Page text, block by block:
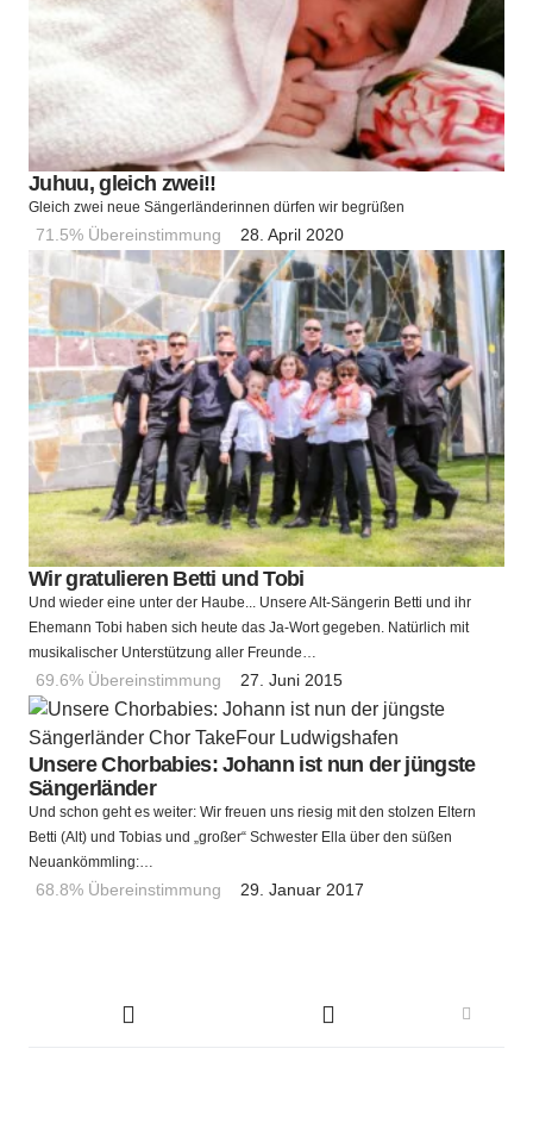
Juhuu, gleich zwei!!
Gleich zwei neue Sängerländerinnen dürfen wir begrüßen
71.5% Übereinstimmung 28. April 2020
Wir gratulieren Betti und Tobi
Und wieder eine unter der Haube... Unsere Alt-Sängerin Betti und ihr
Ehemann Tobi haben sich heute das Ja-Wort gegeben. Natürlich mit
musikalischer Unterstützung aller Freunde…
69.6% Übereinstimmung 27. Juni 2015
Unsere Chorbabies: Johann ist nun der jüngste
Sängerländer
Und schon geht es weiter: Wir freuen uns riesig mit den stolzen Eltern
Betti (Alt) und Tobias und „großer“ Schwester Ella über den süßen
Neuankömmling:…
68.8% Übereinstimmung 29. Januar 2017